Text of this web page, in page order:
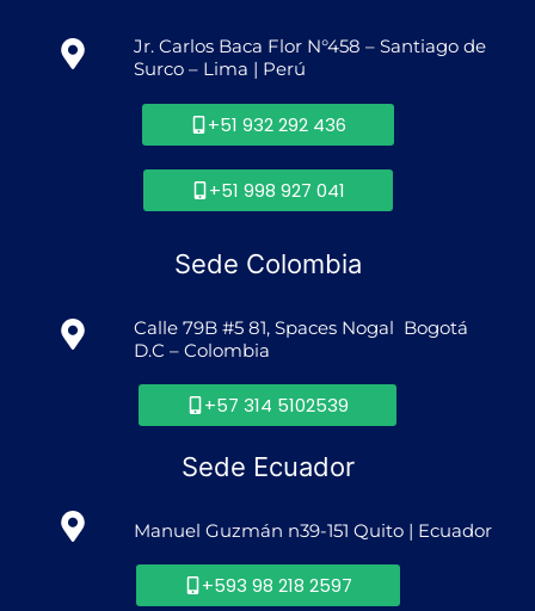
Jr. Carlos Baca Flor N°458 – Santiago de
Surco – Lima | Perú
+51 932 292 436
+51 998 927 041
Sede Colombia
Calle 79B #5 81, Spaces Nogal Bogotá
D.C – Colombia
+57 314 5102539
Sede Ecuador
Manuel Guzmán n39-151 Quito | Ecuador
+593 98 218 2597